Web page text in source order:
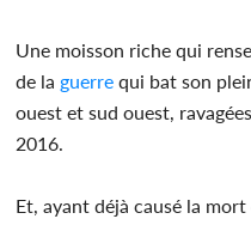
Une moisson riche qui
de la guerre qui bat son
ouest et sud ouest,
2016.
Et, ayant déjà causé la